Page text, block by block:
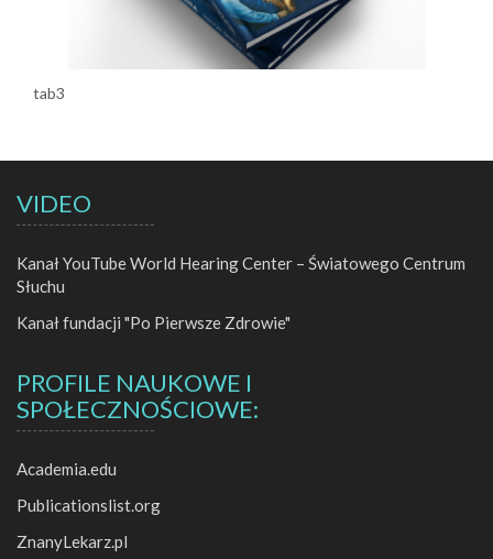
tab3
VIDEO
Kanał YouTube World Hearing Center – Światowego Centrum
Słuchu
Kanał fundacji "Po Pierwsze Zdrowie"
PROFILE NAUKOWE I
SPOŁECZNOŚCIOWE:
Academia.edu
Publicationslist.org
ZnanyLekarz.pl